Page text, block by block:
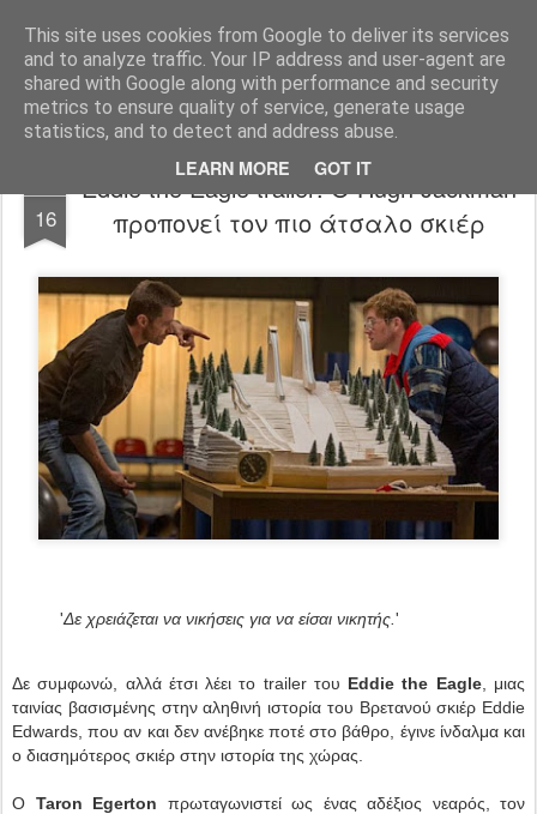
This site uses cookies from Google to deliver its services
and to analyze traffic. Your IP address and user-agent are
shared with Google along with performance and security
metrics to ensure quality of service, generate usage
statistics, and to detect and address abuse.
LEARN MORE GOT IT
FilmBoy
16
Eddie the Eagle trailer: Ο Hugh Jackman
προπονεί τον πιο άτσαλο σκιέρ
'Δε χρειάζεται να νικήσεις για να είσαι νικητής. '
Δε συμφωνώ, αλλά έτσι λέει το trailer του Eddie the Eagle, μιας
ταινίας βασισμένης στην αληθινή ιστορία του Βρετανού σκιέρ Eddie
Edwards, που αν και δεν ανέβηκε ποτέ στο βάθρο, έγινε ίνδαλμα και
ο διασημότερος σκιέρ στην ιστορία της χώρας.
Ο Taron Egerton πρωταγωνιστεί ως ένας αδέξιος νεαρός, τον